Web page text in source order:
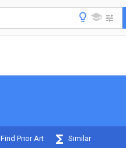
Find Prior Art Similar